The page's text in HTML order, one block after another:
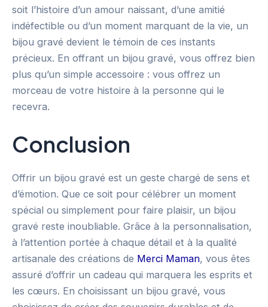
soit l’histoire d’un amour naissant, d’une amitié
indéfectible ou d’un moment marquant de la vie, un
bijou gravé devient le témoin de ces instants
précieux. En offrant un bijou gravé, vous offrez bien
plus qu’un simple accessoire : vous offrez un
morceau de votre histoire à la personne qui le
recevra.
Conclusion
Offrir un bijou gravé est un geste chargé de sens et
d’émotion. Que ce soit pour célébrer un moment
spécial ou simplement pour faire plaisir, un bijou
gravé reste inoubliable. Grâce à la personnalisation,
à l’attention portée à chaque détail et à la qualité
artisanale des créations de Merci Maman, vous êtes
assuré d’offrir un cadeau qui marquera les esprits et
les cœurs. En choisissant un bijou gravé, vous